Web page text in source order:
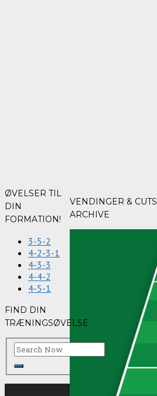
VENDINGER & CUTS
ARCHIVE
ØVELSER TIL
DIN
FORMATION!
3-5-2
4-2-3-1
4-3-3
4-4-2
4-5-1
FIND DIN
TRÆNINGSØVELSE